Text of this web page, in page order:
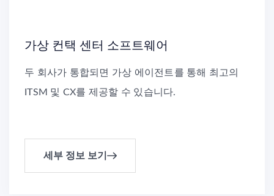
가상 컨택 센터 소프트웨어
두 회사가 통합되면 가상 에이전트를 통해 최고의
ITSM 및 CX를 제공할 수 있습니다.
세부 정보 보기